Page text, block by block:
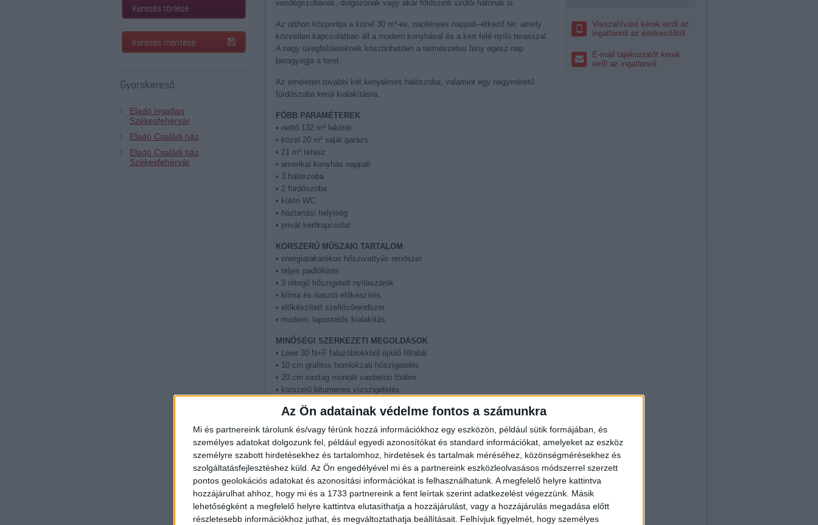
Az Ön adatainak védelme fontos a számunkra
Mi és partnereink tárolunk és/vagy férünk hozzá információkhoz egy eszközön, például sütik formájában, és
személyes adatokat dolgozunk fel, például egyedi azonosítókat és standard információkat, amelyeket az eszköz
személyre szabott hirdetésekhez és tartalomhoz, hirdetések és tartalmak méréséhez, közönségmérésekhez és
szolgáltatásfejlesztéshez küld. Az Ön engedélyével mi és a partnereink eszközleolvasásos módszerrel szerzett
pontos geolokációs adatokat és azonosítási információkat is felhasználhatunk. A megfelelő helyre kattintva
hozzájárulhat ahhoz, hogy mi és a 1733 partnereink a fent leírtak szerint adatkezelést végezzünk. Másik
lehetőségként a megfelelő helyre kattintva elutasíthatja a hozzájárulást, vagy a hozzájárulás megadása előtt
részletesebb információkhoz juthat, és megváltoztathatja beállításait. Felhívjuk figyelmét, hogy személyes
Keresés törlése
Keresés mentése
Gyorskereső
Eladó ingatlan
Székesfehérvár
Eladó Családi ház
Eladó Családi ház
Székesfehérvár
vendégszobának, dolgozónak vagy akár földszinti szülői hálónak is.
Az otthon központja a közel 30 m²-es, napfényes nappali–étkező tér, amely
közvetlen kapcsolatban áll a modern konyhával és a kert felé nyíló terasszal.
A nagy üvegfelületeknek köszönhetően a természetes fény egész nap
beragyogja a teret.
Az emeleten további két kényelmes hálószoba, valamint egy nagyméretű
fürdőszoba kerül kialakításra.
FŐBB PARAMÉTEREK
• nettó 132 m² lakótér
• közel 20 m² saját garázs
• 21 m² terasz
• amerikai konyhás nappali
• 3 hálószoba
• 2 fürdőszoba
• külön WC
• háztartási helyiség
• privát kertkapcsolat
KORSZERŰ MŰSZAKI TARTALOM
• energiatakarékos hőszivattyús rendszer
• teljes padlófűtés
• 3 rétegű hőszigetelt nyílászárók
• klíma és riasztó előkészítés
• előkészített szellőzőrendszer
• modern, lapostetős kialakítás
MINŐSÉGI SZERKEZETI MEGOLDÁSOK
• Leier 30 N+F falazóblokkból épülő főfalak
• 10 cm grafitos homlokzati hőszigetelés
• 20 cm vastag monolit vasbeton födém
• korszerű bitumenes vízszigetelés
• Gealan 8000 műanyag nyílászárók aranytölgy színben
• 3 rétegű hőszigetelő üvegezés
• modern lapostető Villas Cosmofin szigeteléssel
NYUGODT KERTVÁROSI KÖRNYEZET
A telek több mint 50%-a zöldfelület marad, így valódi kertvárosi életérzés
várja új tulajdonosát. A környék rendezett, modern, családbarát övezet, amely
egyszerre kínál nyugalmat és kiváló városi elérhetőséget.
Visszahívást kérek erről az
ingatlanról az értékesítőtől
E-mail tájékoztatót kérek
erről az ingatlanról